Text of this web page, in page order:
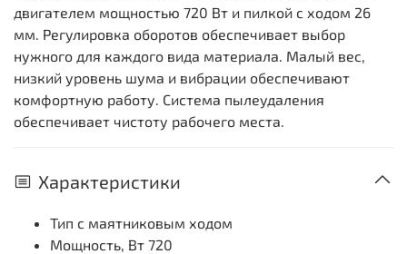
двигателем мощностью 720 Вт и пилкой с ходом 26
мм. Регулировка оборотов обеспечивает выбор
нужного для каждого вида материала. Малый вес,
низкий уровень шума и вибрации обеспечивают
комфортную работу. Система пылеудаления
обеспечивает чистоту рабочего места.
Характеристики
Тип с маятниковым ходом
Мощность, Вт 720